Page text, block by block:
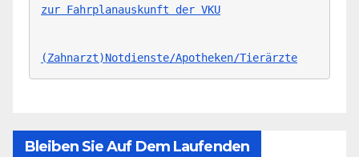
zur Fahrplanauskunft der VKU
(Zahnarzt)Notdienste/Apotheken/Tierärzte
Bleiben Sie Auf Dem Laufenden